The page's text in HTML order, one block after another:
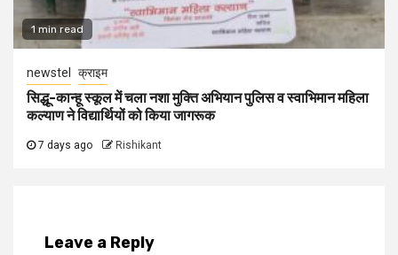
1 min read
newstel क्राइम
सिद्धू-कान्हू स्कूल में चला नशा मुक्ति अभियान पुलिस व स्वाभिमान महिला
कल्याण ने विद्यार्थियों को किया जागरूक
7 days ago Rishikant
Leave a Reply